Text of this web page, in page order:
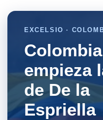
EXCELSIO ·
Colombia
empieza
de De la
Espriella